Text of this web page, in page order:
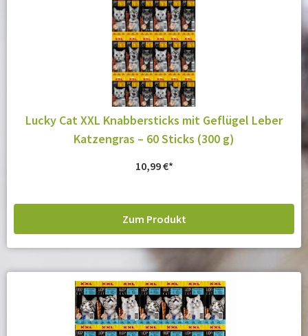
Lucky Cat XXL Knabbersticks mit Geflügel Leber
Katzengras – 60 Sticks (300 g)
10,99€
Zum Produkt